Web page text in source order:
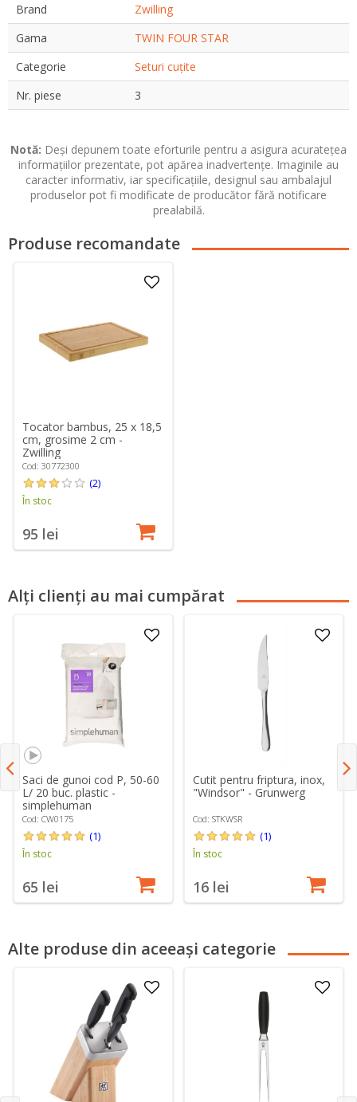
Brand
Zwilling
Gama
TWIN FOUR STAR
Categorie
Seturi cuțite
Nr. piese
3
Notă: Deși depunem toate eforturile pentru a asigura acuratețea
informațiilor prezentate, pot apărea inadvertențe. Imaginile au
caracter informativ, iar specificațiile, designul sau ambalajul
produselor pot fi modificate de producător fără notificare
prealabilă.
Produse recomandate
Tocator bambus, 25 x 18,5
cm, grosime 2 cm -
Zwilling
Cod: 30772300
(2)
În stoc
95 lei
Alți clienți au mai cumpărat
Saci de gunoi cod P, 50-60
L/ 20 buc. plastic -
simplehuman
Cod: CW0175
(1)
În stoc
65 lei
Cutit pentru friptura, inox,
"Windsor" - Grunwerg
Cod: STKWSR
(1)
În stoc
16 lei
Alte produse din aceeași categorie